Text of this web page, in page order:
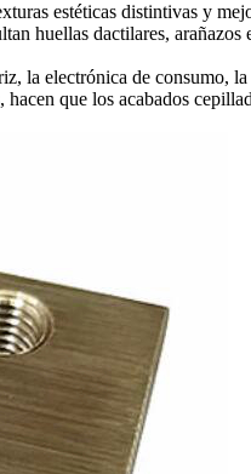
estéticas distintivas y
huellas dactilares,
la electrónica de consumo,
que los acabados